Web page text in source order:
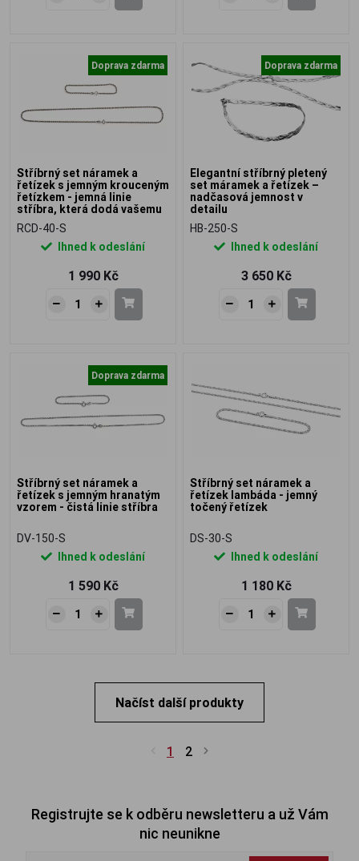
Doprava zdarma
Stříbrný set náramek a
řetízek s jemným krouceným
řetízkem - jemná linie
stříbra, která dodá vašemu
stylu lehkost a nenápadnou
eleganci
RCD-40-S
Ihned k odeslání
1 990 Kč
Doprava zdarma
Elegantní stříbrný pletený
set máramek a řetízek –
nadčasová jemnost v
detailu
HB-250-S
Ihned k odeslání
3 650 Kč
Doprava zdarma
Stříbrný set náramek a
řetízek s jemným hranatým
vzorem - čistá linie stříbra
DV-150-S
Ihned k odeslání
1 590 Kč
Stříbrný set náramek a
řetízek lambáda - jemný
točený řetízek
DS-30-S
Ihned k odeslání
1 180 Kč
Načíst další produkty
1 2
Registrujte se k odběru newsletteru a už Vám
nic neunikne